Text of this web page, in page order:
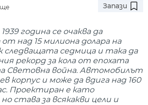
Запази
година се очаква да
над 15 милиона долара на
следващата седмица и така да
рекорд за кола от епохата
Световна война. Автомобилът
корпус и може да вдига над 160
Проектиран е като
става за всякакви цели и